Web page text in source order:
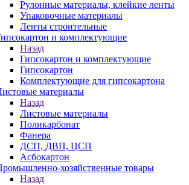
Рулонные материалы, клейкие ленты
Упаковочные материалы
Ленты строительные
и комплектующие
Назад
Гипсокартон и комплектующие
Гипсокартон
Комплектующие для гипсокартона
материалы
Назад
Листовые материалы
Поликарбонат
Фанера
ДСП, ДВП, ЦСП
Асбокартон
хозяйственные товары
Назад